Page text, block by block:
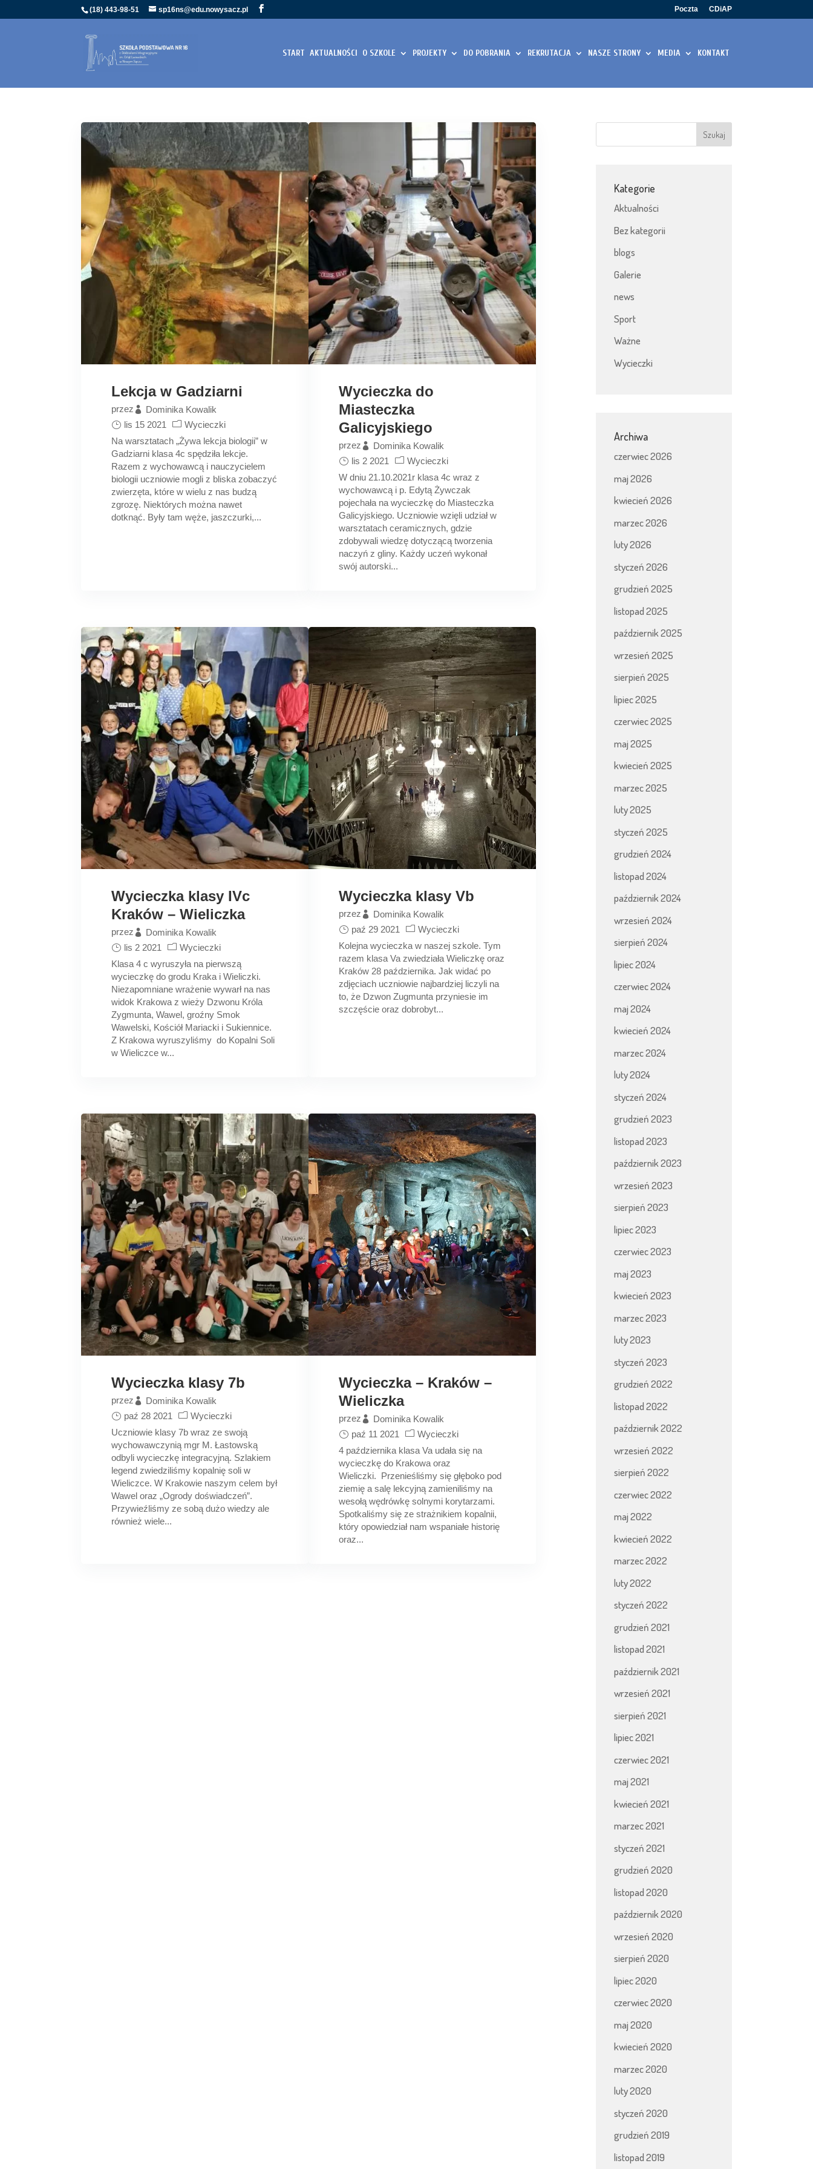
(18) 443-98-51 sp16ns@edu.nowysacz.pl Poczta CDiAP
START AKTUALNOŚCI O SZKOLE PROJEKTY DO POBRANIA REKRUTACJA NASZE STRONY MEDIA KONTAKT
Lekcja w Gadziarni
przez
Dominika Kowalik
lis 15 2021
Wycieczki
Na warsztatach „Żywa lekcja biologii” w
Gadziarni klasa 4c spędziła lekcje.
Razem z wychowawcą i nauczycielem
biologii uczniowie mogli z bliska zobaczyć
zwierzęta, które w wielu z nas budzą
zgrozę. Niektórych można nawet
dotknąć. Były tam węże, jaszczurki,...
Wycieczka do
Miasteczka
Galicyjskiego
przez
Dominika Kowalik
lis 2 2021
Wycieczki
W dniu 21.10.2021r klasa 4c wraz z
wychowawcą i p. Edytą Żywczak
pojechała na wycieczkę do Miasteczka
Galicyjskiego. Uczniowie wzięli udział w
warsztatach ceramicznych, gdzie
zdobywali wiedzę dotyczącą tworzenia
naczyń z gliny. Każdy uczeń wykonał
swój autorski...
Wycieczka klasy IVc
Kraków – Wieliczka
przez
Dominika Kowalik
lis 2 2021
Wycieczki
Klasa 4 c wyruszyła na pierwszą
wycieczkę do grodu Kraka i Wieliczki.
Niezapomniane wrażenie wywarł na nas
widok Krakowa z wieży Dzwonu Króla
Zygmunta, Wawel, groźny Smok
Wawelski, Kościół Mariacki i Sukiennice.
Z Krakowa wyruszyliśmy do Kopalni Soli
w Wieliczce w...
Wycieczka klasy Vb
przez
Dominika Kowalik
paź 29 2021
Wycieczki
Kolejna wycieczka w naszej szkole. Tym
razem klasa Va zwiedziała Wieliczkę oraz
Kraków 28 października. Jak widać po
zdjęciach uczniowie najbardziej liczyli na
to, że Dzwon Zugmunta przyniesie im
szczęście oraz dobrobyt...
Wycieczka klasy 7b
przez
Dominika Kowalik
paź 28 2021
Wycieczki
Uczniowie klasy 7b wraz ze swoją
wychowawczynią mgr M. Łastowską
odbyli wycieczkę integracyjną. Szlakiem
legend zwiedziliśmy kopalnię soli w
Wieliczce. W Krakowie naszym celem był
Wawel oraz „Ogrody doświadczeń”.
Przywieźliśmy ze sobą dużo wiedzy ale
również wiele...
Wycieczka – Kraków –
Wieliczka
przez
Dominika Kowalik
paź 11 2021
Wycieczki
4 października klasa Va udała się na
wycieczkę do Krakowa oraz
Wieliczki. Przenieśliśmy się głęboko pod
ziemię a salę lekcyjną zamieniliśmy na
wesołą wędrówkę solnymi korytarzami.
Spotkaliśmy się ze strażnikiem kopalnii,
który opowiedział nam wspaniałe historię
oraz...
Kategorie
Aktualności
Bez kategorii
blogs
Galerie
news
Sport
Ważne
Wycieczki
Archiwa
czerwiec 2026
maj 2026
kwiecień 2026
marzec 2026
luty 2026
styczeń 2026
grudzień 2025
listopad 2025
październik 2025
wrzesień 2025
sierpień 2025
lipiec 2025
czerwiec 2025
maj 2025
kwiecień 2025
marzec 2025
luty 2025
styczeń 2025
grudzień 2024
listopad 2024
październik 2024
wrzesień 2024
sierpień 2024
lipiec 2024
czerwiec 2024
maj 2024
kwiecień 2024
marzec 2024
luty 2024
styczeń 2024
grudzień 2023
listopad 2023
październik 2023
wrzesień 2023
sierpień 2023
lipiec 2023
czerwiec 2023
maj 2023
kwiecień 2023
marzec 2023
luty 2023
styczeń 2023
grudzień 2022
listopad 2022
październik 2022
wrzesień 2022
sierpień 2022
czerwiec 2022
maj 2022
kwiecień 2022
marzec 2022
luty 2022
styczeń 2022
grudzień 2021
listopad 2021
październik 2021
wrzesień 2021
sierpień 2021
lipiec 2021
czerwiec 2021
maj 2021
kwiecień 2021
marzec 2021
styczeń 2021
grudzień 2020
listopad 2020
październik 2020
wrzesień 2020
sierpień 2020
lipiec 2020
czerwiec 2020
maj 2020
kwiecień 2020
marzec 2020
luty 2020
styczeń 2020
grudzień 2019
listopad 2019